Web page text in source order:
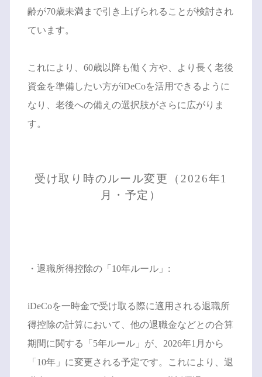
齢が70歳未満まで引き上げられることが検討され
ています。
これにより、60歳以降も働く方や、より長く老後
資金を準備したい方がiDeCoを活用できるように
なり、老後への備えの選択肢がさらに広がりま
す。
受け取り時のルール変更（2026年1
月・予定）
・退職所得控除の「10年ルール」:
iDeCoを一時金で受け取る際に適用される退職所
得控除の計算において、他の退職金などとの合算
期間に関する「5年ルール」が、2026年1月から
「10年」に変更される予定です。これにより、退